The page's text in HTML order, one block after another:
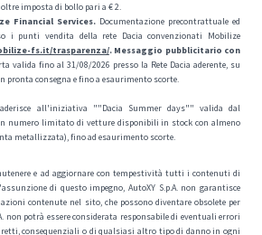
imposta di bollo pari a € 2.
Financial Services. Documentazione precontrattuale ed
i punti vendita della rete Dacia convenzionati Mobilize
fs.it/trasparenza/. Messaggio pubblicitario con
valida fino al 31/08/2026 presso la Rete Dacia aderente, su
consegna e fino a esaurimento scorte.
all'iniziativa ""Dacia Summer days"" valida dal
numero limitato di vetture disponibili in stock con almeno
metallizzata), fino ad esaurimento scorte.
e ad aggiornare con tempestività tutti i contenuti di
di questo impegno, AutoXY S.p.A. non garantisce
contenute nel sito, che possono diventare obsolete per
non potrà essere considerata responsabile di eventuali errori
consequenziali o di qualsiasi altro tipo di danno in ogni